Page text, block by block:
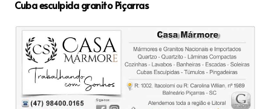
Cuba esculpida granito Piçarras